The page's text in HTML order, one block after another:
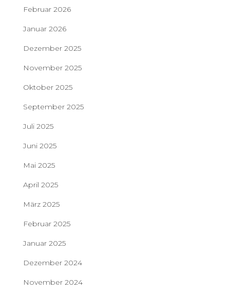
Februar 2026
Januar 2026
Dezember 2025
November 2025
Oktober 2025
September 2025
Juli 2025
Juni 2025
Mai 2025
April 2025
März 2025
Februar 2025
Januar 2025
Dezember 2024
November 2024